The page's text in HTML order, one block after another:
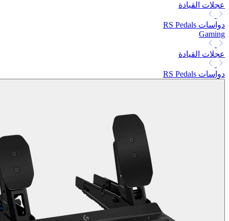
عجلات القيادة
دواسات RS Pedals
Gaming
عجلات القيادة
دواسات RS Pedals